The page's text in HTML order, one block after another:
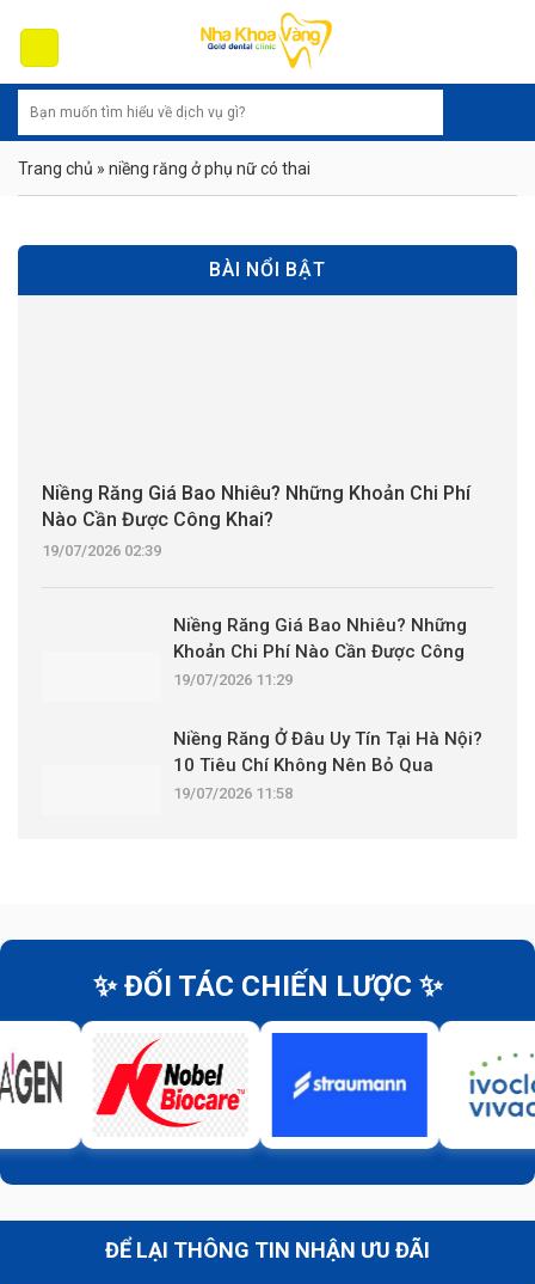
content
Trang chủ » niềng răng ở phụ nữ có thai
BÀI NỔI BẬT
Niềng Răng Giá Bao Nhiêu? Những Khoản Chi Phí
Nào Cần Được Công Khai?
19/07/2026 02:39
Niềng Răng Giá Bao Nhiêu? Những
Khoản Chi Phí Nào Cần Được Công
Khai?
19/07/2026 11:29
Niềng Răng Ở Đâu Uy Tín Tại Hà Nội?
10 Tiêu Chí Không Nên Bỏ Qua
19/07/2026 11:58
✨ ĐỐI TÁC CHIẾN LƯỢC ✨
ĐỂ LẠI THÔNG TIN NHẬN ƯU ĐÃI